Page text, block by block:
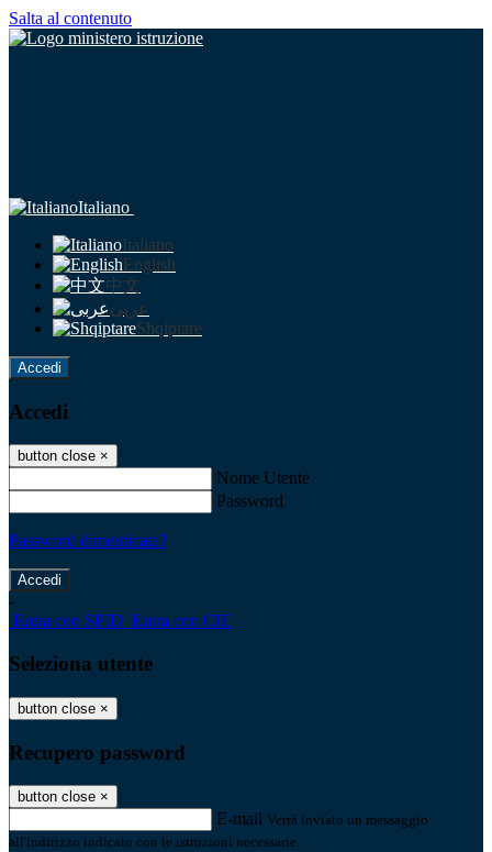
Salta al contenuto
Italiano
Italiano
English
中文
عربى
Shqiptare
Accedi
Accedi
button close ×
Nome Utente
Password
Password dimenticata?
-
Entra con SPID Entra con CIE
Seleziona utente
button close ×
Recupero password
button close ×
E-mail Verrà inviato un messaggio
all'indirizzo indicato con le istruzioni necessarie.